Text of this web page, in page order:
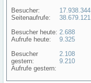
Besucher:
Seitenaufrufe:
Besucher heute:
Aufrufe heute:
Besucher
gestern:
Aufrufe gestern:
17.938.344
38.679.121
2.688
9.325
2.108
9.210